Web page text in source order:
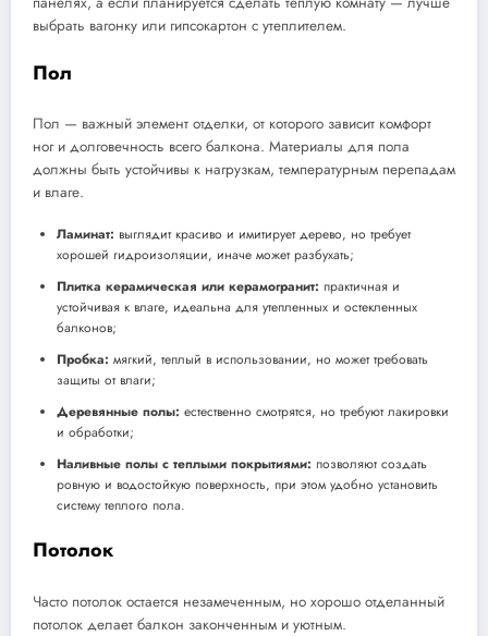
выбрать вагонку или гипсокартон с утеплителем.
Пол
Пол — важный элемент отделки, от которого зависит комфорт
ног и долговечность всего балкона. Материалы для пола
должны быть устойчивы к нагрузкам, температурным перепадам
и влаге.
Ламинат: выглядит красиво и имитирует дерево, но требует
хорошей гидроизоляции, иначе может разбухать;
Плитка керамическая или керамогранит: практичная и
устойчивая к влаге, идеальна для утепленных и остекленных
балконов;
Пробка: мягкий, теплый в использовании, но может требовать
защиты от влаги;
Деревянные полы: естественно смотрятся, но требуют лакировки
и обработки;
Наливные полы с теплыми покрытиями: позволяют создать
ровную и водостойкую поверхность, при этом удобно установить
систему теплого пола.
Потолок
Часто потолок остается незамеченным, но хорошо отделанный
потолок делает балкон законченным и уютным.